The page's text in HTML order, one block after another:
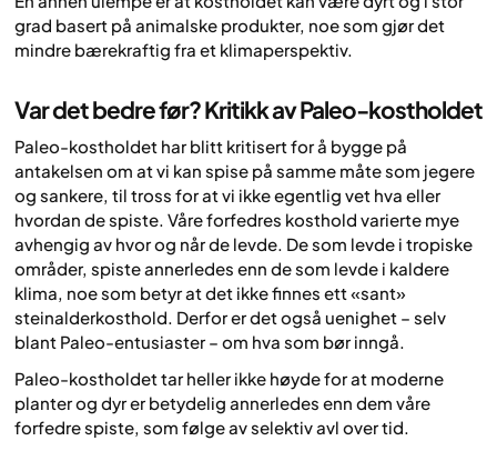
grad basert på animalske produkter, noe som gjør det
mindre bærekraftig fra et klimaperspektiv.
Var det bedre før? Kritikk av Paleo-kostholdet
Paleo-kostholdet har blitt kritisert for å bygge på
antakelsen om at vi kan spise på samme måte som jegere
og sankere, til tross for at vi ikke egentlig vet hva eller
hvordan de spiste. Våre forfedres kosthold varierte mye
avhengig av hvor og når de levde. De som levde i tropiske
områder, spiste annerledes enn de som levde i kaldere
klima, noe som betyr at det ikke finnes ett «sant»
steinalderkosthold. Derfor er det også uenighet – selv
blant Paleo-entusiaster – om hva som bør inngå.
Paleo-kostholdet tar heller ikke høyde for at moderne
planter og dyr er betydelig annerledes enn dem våre
forfedre spiste, som følge av selektiv avl over tid.